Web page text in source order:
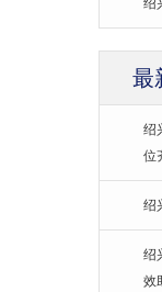
绍
最
绍
位
绍
绍
效